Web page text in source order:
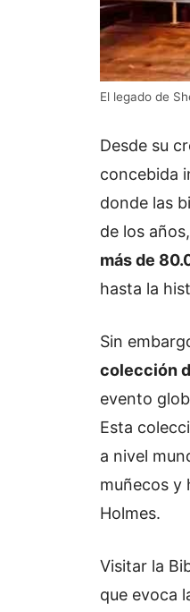
El legado de
Desde su
concebida
donde las
de los
más de
hasta la
Sin
colección
evento
Esta
a nivel
muñecos y
Holmes.
Visitar la
que evoca